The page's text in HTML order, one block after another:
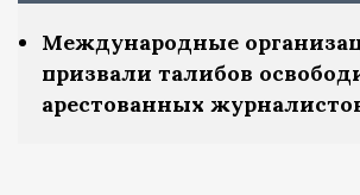
Международные
призвали талибов
арестованных